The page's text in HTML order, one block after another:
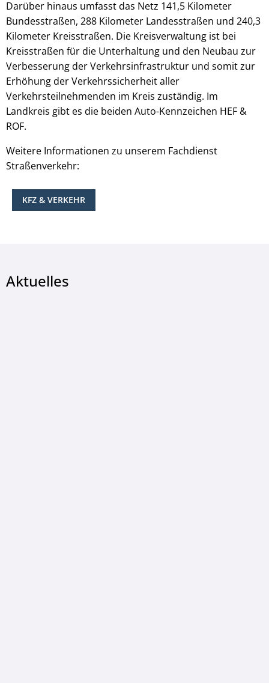
Darüber hinaus umfasst das Netz 141,5 Kilometer
Bundesstraßen, 288 Kilometer Landesstraßen und 240,3
Kilometer Kreisstraßen. Die Kreisverwaltung ist bei
Kreisstraßen für die Unterhaltung und den Neubau zur
Verbesserung der Verkehrsinfrastruktur und somit zur
Erhöhung der Verkehrssicherheit aller
Verkehrsteilnehmenden im Kreis zuständig. Im
Landkreis gibt es die beiden Auto-Kennzeichen HEF &
ROF.
Weitere Informationen zu unserem Fachdienst
Straßenverkehr:
KFZ & VERKEHR
Aktuelles